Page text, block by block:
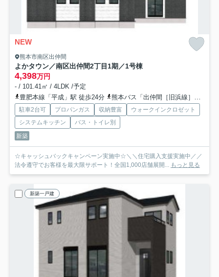
NEW
熊本市南区出仲間
よかタウン／南区出仲間2丁目1期／1号棟
4,398万円
- / 101.41㎡ / 4LDK /予定
豊肥本線「平成」駅 徒歩24分
熊本バス「出仲間［旧浜線］」バス停下車 徒歩1分
駐車2台可 プロパンガス 収納豊富
ウォークインクロゼット
システムキッチン
バス・トイレ別
新築
☆キャッシュバックキャンペーン実施中☆＼＼住宅購入支援実施中／／
法令遵守でお客様を最大限サポート！全国1,000店舗展開... もっと見る
新築一戸建